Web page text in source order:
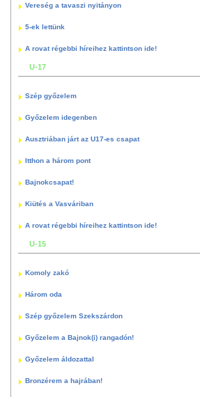
Vereség a tavaszi nyitányon
5-ek lettünk
A rovat régebbi híreihez kattintson ide!
U-17
Szép győzelem
Győzelem idegenben
Ausztriában járt az U17-es csapat
Itthon a három pont
Bajnokcsapat!
Kiütés a Vasváriban
A rovat régebbi híreihez kattintson ide!
U-15
Komoly zakó
Három oda
Szép győzelem Szekszárdon
Győzelem a Bajnok(i) rangadón!
Győzelem áldozattal
Bronzérem a hajrában!